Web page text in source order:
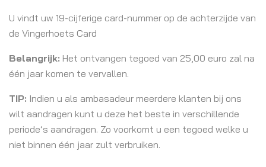
U vindt uw 19-cijferige card-nummer op de achterzijde van
de Vingerhoets Card
Belangrijk: Het ontvangen tegoed van 25,00 euro zal na
één jaar komen te vervallen.
TIP: Indien u als ambasadeur meerdere klanten bij ons
wilt aandragen kunt u deze het beste in verschillende
periode’s aandragen. Zo voorkomt u een tegoed welke u
niet binnen één jaar zult verbruiken.